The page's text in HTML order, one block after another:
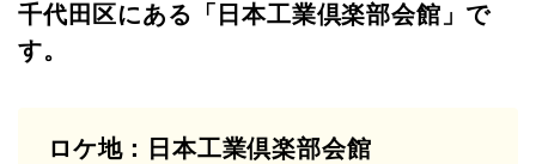
千代田区にある「日本工業倶楽部会館」で
す。
ロケ地：日本工業倶楽部会館